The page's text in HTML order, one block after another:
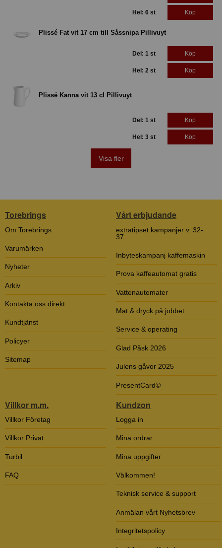
Hel: 6 st Köp
Plissé Fat vit 17 cm till Såssnipa Pillivuyt
Del: 1 st Köp
Hel: 2 st Köp
Plissé Kanna vit 13 cl Pillivuyt
Del: 1 st Köp
Hel: 3 st Köp
Visa fler
Torebrings
Om Torebrings
Varumärken
Nyheter
Arkiv
Kontakta oss direkt
Kundtjänst
Policyer
Sitemap
Vårt erbjudande
extratipset kampanjer v. 32-
37
Inbyteskampanj kaffemaskin
Prova kaffeautomat gratis
Vattenautomater
Mat & dryck på jobbet
Service & operating
Glad Påsk 2026
Julens gåvor 2025
PresentCard©
Villkor m.m.
Villkor Företag
Villkor Privat
Turbil
FAQ
Kundzon
Logga in
Mina ordrar
Mina uppgifter
Välkommen!
Teknisk service & support
Anmälan vårt Nyhetsbrev
Integritetspolicy